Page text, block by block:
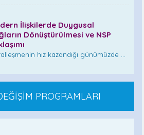
İlişkilerde Duygusal
Dönüştürülmesi ve NSP
hız kazandığı günümüzde ...
PROGRAMLARI